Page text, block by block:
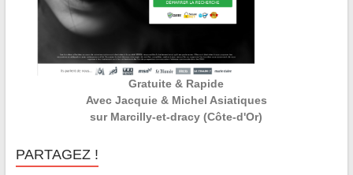
Gratuite & Rapide
Avec Jacquie & Michel Asiatiques
sur Marcilly-et-dracy (Côte-d'Or)
PARTAGEZ !